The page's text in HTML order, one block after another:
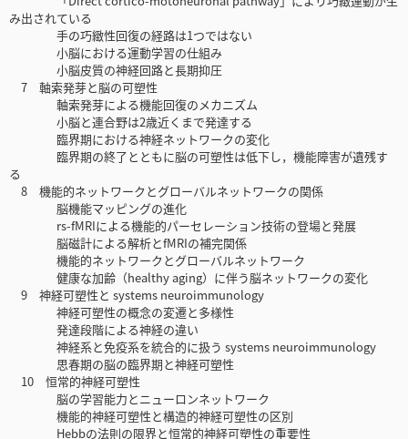
み出されている
手の巧緻性回復の経路は1つではない
小脳における運動学習の仕組み
小脳皮質の神経回路と長期抑圧
7 軸索発芽と脳の可塑性
軸索発芽による機能回復のメカニズム
小脳と連合野は2歳近くまで発達する
臨界期における神経ネットワークの変化
臨界期の終了とともに脳の可塑性は低下し，機能障害が遺残す
る
8 機能的ネットワークとグローバルネットワークの関係
脳機能マッピングの進化
rs-fMRIによる機能的パーセレーション技術の登場と発展
脳磁計による解析とfMRIの補完関係
機能的ネットワークとグローバルネットワーク
健康な加齢（healthy aging）に伴う脳ネットワークの変化
9 神経可塑性と systems neuroimmunology
神経可塑性の概念の変遷と多様性
発達段階による神経の違い
神経系と免疫系を統合的に扱う systems neuroimmunology
思春期の脳の臨界期と神経可塑性
10 恒常的神経可塑性
脳の学習能力とニューロンネットワーク
機能的神経可塑性と構造的神経可塑性の区別
Hebbの法則の限界と恒常的神経可塑性の重要性